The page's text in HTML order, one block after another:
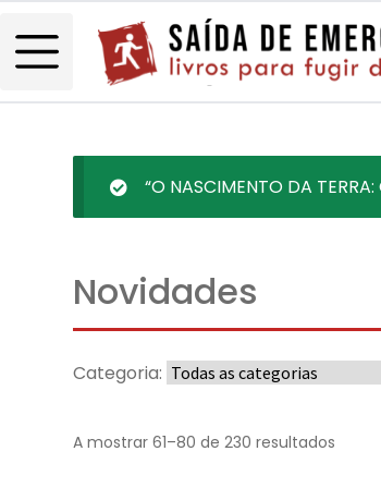
“O NASCIMENTO DA
Novidades
Categoria:
A mostrar 61–80 de 230 resultados